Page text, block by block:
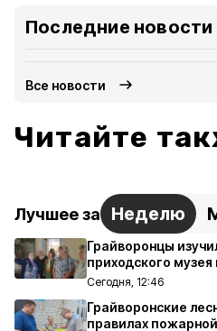
Последние новости
Все новости
Читайте
Лучшее за Неделю
Грайворонцы
приходского музея
Сегодня, 12:46
Грайворонские
правилах